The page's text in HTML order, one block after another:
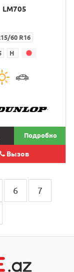
LM705
60 R16
H
Подробно
Вызов
6 7